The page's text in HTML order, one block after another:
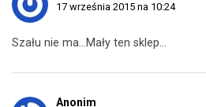
17 września 2015 na 10:24
Szału nie ma…Mały ten sklep…
Anonim